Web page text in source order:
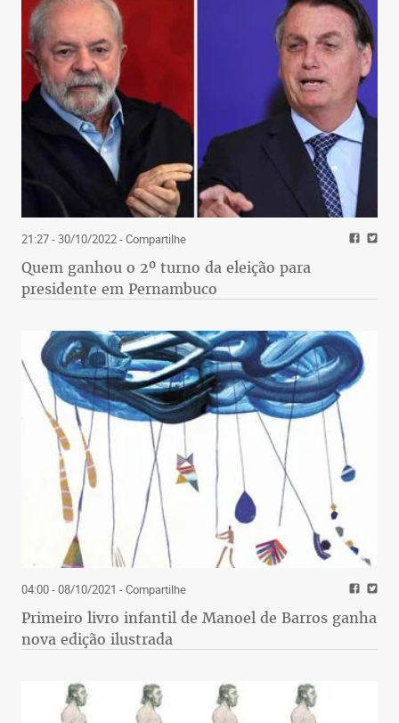
21:27 - 30/10/2022- Compartilhe
Quem ganhou o 2º turno da eleição para
presidente em Pernambuco
04:00 - 08/10/2021 - Compartilhe
Primeiro livro infantil de Manoel de Barros ganha
nova edição ilustrada